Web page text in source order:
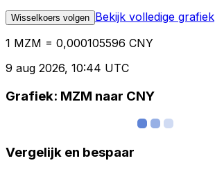
Wisselkoers volgen Bekijk volledige grafiek
1 MZM = 0,000105596 CNY
9 aug 2026, 10:44 UTC
Grafiek: MZM naar CNY
Vergelijk en bespaar